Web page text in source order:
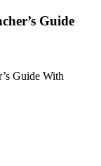
Guide
Guide With